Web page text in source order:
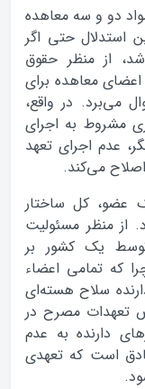
دو و سه معاهده
حتی اگر
از منظر حقوق
معاهده برای
می‌برد. در واقع،
مشروط به اجرای
عدم اجرای تعهد
می‌کند.
کل ساختار
منظر مسئولیت
یک کشور بر
که تمامی اعضاء
سلاح هسته‌ای
مصرح در
دارنده به عدم
است که تعهدی